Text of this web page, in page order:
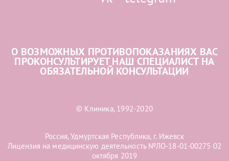
О ВОЗМОЖНЫХ ПРОТИВОПОКАЗАНИЯХ ВАС
ПРОКОНСУЛЬТИРУЕТ НАШ СПЕЦИАЛИСТ НА
ОБЯЗАТЕЛЬНОЙ КОНСУЛЬТАЦИИ
© Клиника, 1992-2020
Россия, Удмуртская Республика, г. Ижевск
Лицензия на медицинскую деятельность №ЛО-18-01-00275 02
октября 2019